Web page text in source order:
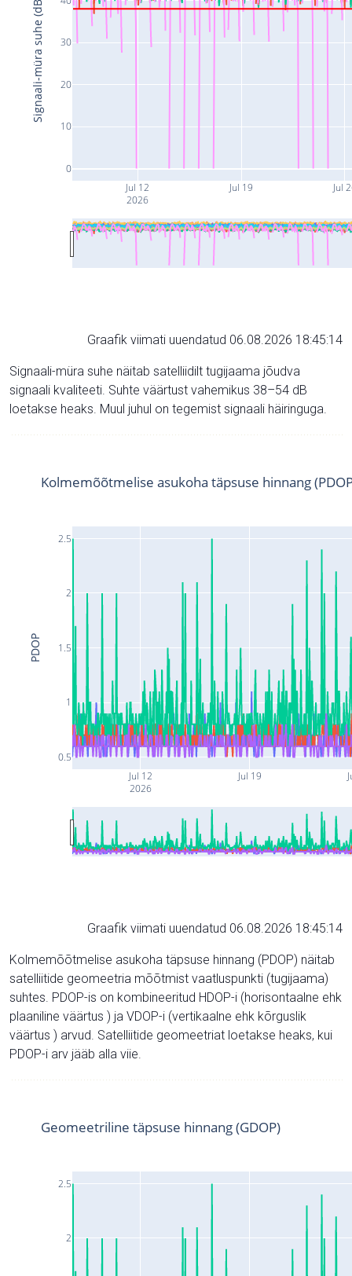
Jul 12
2026
Jul 19 Jul
0
10
20
30
Signaali-müra suhe (dB)
Graafik viimati uuendatud 06.08.2026 18:45:14
Signaali-müra suhe näitab satelliidilt tugijaama jõudva
signaali kvaliteeti. Suhte väärtust vahemikus 38–54 dB
loetakse heaks. Muul juhul on tegemist signaali häiringuga.
Jul 12
2026
Jul 19
0.5
1
1.5
2
2.5
Kolmemõõtmelise asukoha täpsuse hinnang
PDOP
Graafik viimati uuendatud 06.08.2026 18:45:14
Kolmemõõtmelise asukoha täpsuse hinnang (PDOP) näitab
satelliitide geomeetria mõõtmist vaatluspunkti (tugijaama)
suhtes. PDOP-is on kombineeritud HDOP-i (horisontaalne ehk
plaaniline väärtus ) ja VDOP-i (vertikaalne ehk kõrguslik
väärtus ) arvud. Satelliitide geomeetriat loetakse heaks, kui
PDOP-i arv jääb alla viie.
2
2.5
Geomeetriline täpsuse hinnang (GDOP)